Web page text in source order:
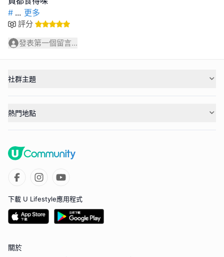
# ... 更多
評分
發表第一個留言...
社群主題
熱門地點
下載 U Lifestyle應用程式
關於